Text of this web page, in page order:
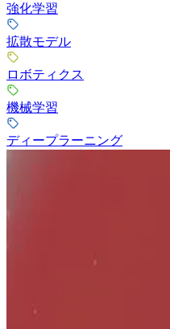
強化学習
拡散モデル
ロボティクス
機械学習
ディープラーニング